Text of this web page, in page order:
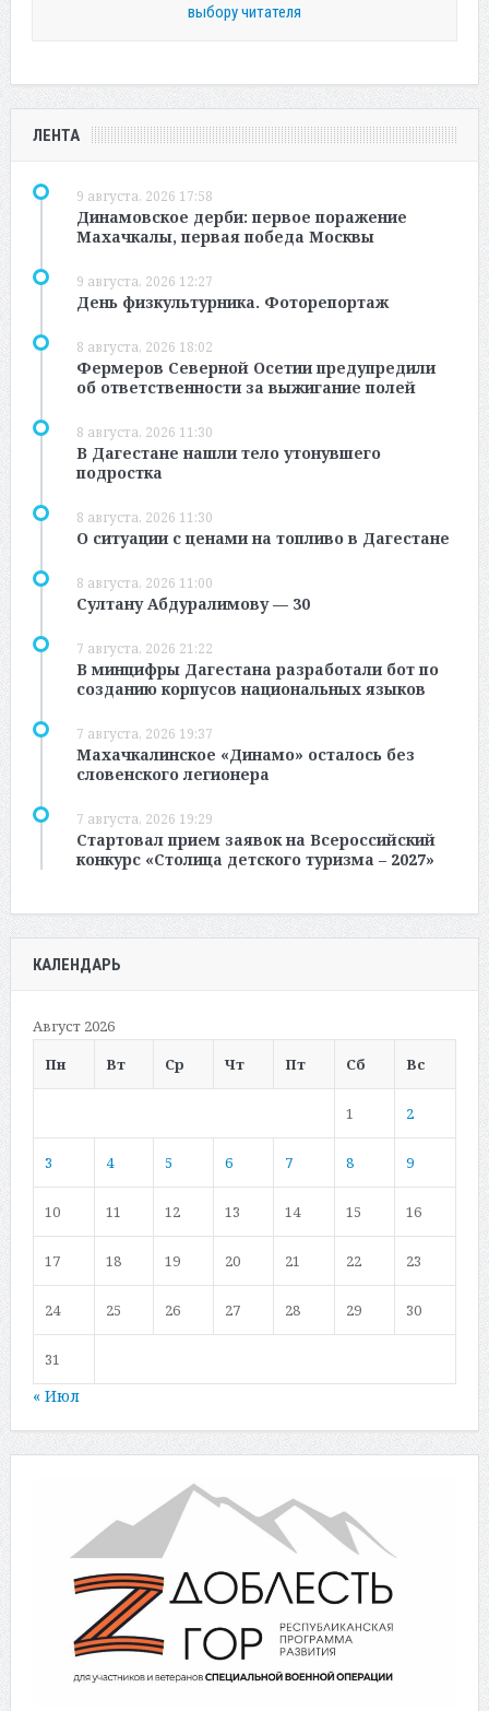
выбору читателя
ЛЕНТА
9 августа, 2026 17:58
Динамовское дерби: первое поражение
Махачкалы, первая победа Москвы
9 августа, 2026 12:27
День физкультурника. Фоторепортаж
8 августа, 2026 18:02
Фермеров Северной Осетии предупредили
об ответственности за выжигание полей
8 августа, 2026 11:30
В Дагестане нашли тело утонувшего
подростка
8 августа, 2026 11:30
О ситуации с ценами на топливо в Дагестане
8 августа, 2026 11:00
Султану Абдуралимову — 30
7 августа, 2026 21:22
В минцифры Дагестана разработали бот по
созданию корпусов национальных языков
7 августа, 2026 19:37
Махачкалинское «Динамо» осталось без
словенского легионера
7 августа, 2026 19:29
Стартовал прием заявок на Всероссийский
конкурс «Столица детского туризма – 2027»
КАЛЕНДАРЬ
Август 2026
Пн
Вт Ср Чт Пт Сб Вс
1 2
3 4 5 6 7 8 9
10 11 12 13 14 15 16
17 18 19 20 21 22 23
24 25 26 27 28 29 30
31
« Июл